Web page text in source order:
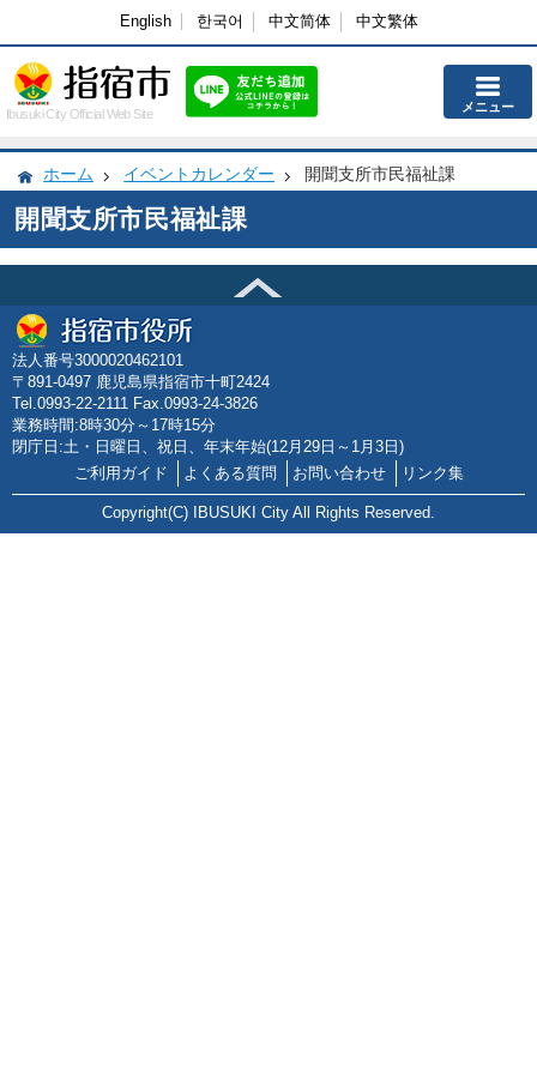
English 한국어 中文简体 中文繁体
Ibusuki City Official Web Site メニュー
ホーム イベントカレンダー 開聞支所市民福祉課
開聞支所市民福祉課
法人番号3000020462101
〒891-0497 鹿児島県指宿市十町2424
Tel.0993-22-2111 Fax.0993-24-3826
業務時間:8時30分～17時15分
閉庁日:土・日曜日、祝日、年末年始(12月29日～1月3日)
ご利用ガイド
よくある質問 お問い合わせ リンク集
Copyright(C) IBUSUKI City All Rights Reserved.